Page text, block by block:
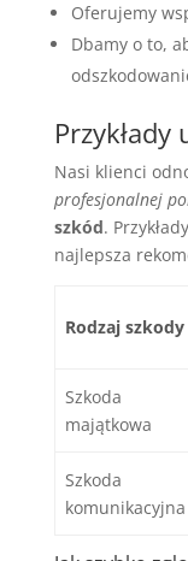
Oferujemy
Dbamy o to,
Przykłady
Nasi klienci
profesjonalnej
szkód.
najlepsza
Rodzaj szkody
Szkoda
majątkowa
Szkoda
komunikacyjna